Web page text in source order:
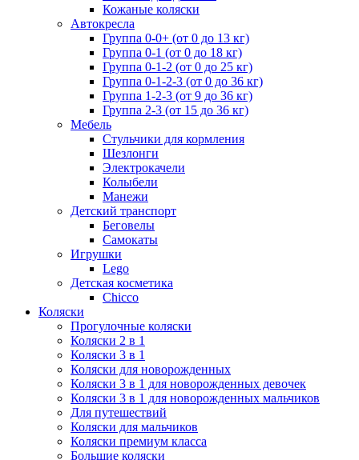
Кожаные коляски
Автокресла
Группа 0-0+ (от 0 до 13 кг)
Группа 0-1 (от 0 до 18 кг)
Группа 0-1-2 (от 0 до 25 кг)
Группа 0-1-2-3 (от 0 до 36 кг)
Группа 1-2-3 (от 9 до 36 кг)
Группа 2-3 (от 15 до 36 кг)
Мебель
Cтульчики для кормления
Шезлонги
Электрокачели
Колыбели
Манежи
Детский транспорт
Беговелы
Самокаты
Игрушки
Lego
Детская косметика
Chicco
Коляски
Прогулочные коляски
Коляски 2 в 1
Коляски 3 в 1
Коляски для новорожденных
Коляски 3 в 1 для новорожденных девочек
Коляски 3 в 1 для новорожденных мальчиков
Для путешествий
Коляски для мальчиков
Коляски премиум класса
Большие коляски